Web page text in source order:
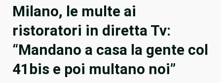
Milano, le multe ai
ristoratori in diretta Tv:
“Mandano a casa la gente col
41bis e poi multano noi”